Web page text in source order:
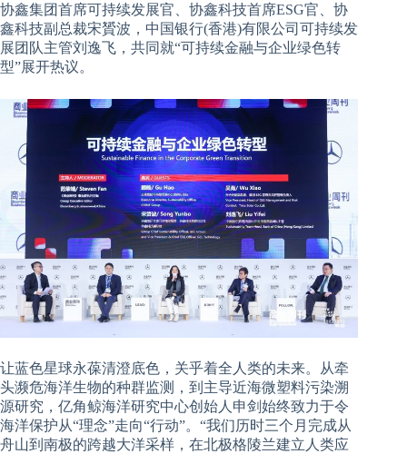
协鑫集团首席可持续发展官、协鑫科技首席ESG官、协
鑫科技副总裁宋贇波，中国银行(香港)有限公司可持续发
展团队主管刘逸飞，共同就“可持续金融与企业绿色转
型”展开热议。
让蓝色星球永葆清澄底色，关乎着全人类的未来。从牵
头濒危海洋生物的种群监测，到主导近海微塑料污染溯
源研究， 亿角鲸海洋研究中心创始人申剑始终致力于令
海洋保护从“理念”走向“行动”。“我们历时三个月完成从
舟山到南极的跨越大洋采样，在北极格陵兰建立人类应